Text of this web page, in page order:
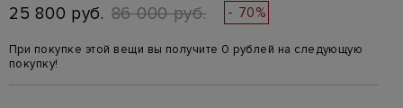
25 800 руб. 86 000 руб. - 70%
При покупке этой вещи вы получите 0 рублей на следующую
покупку!